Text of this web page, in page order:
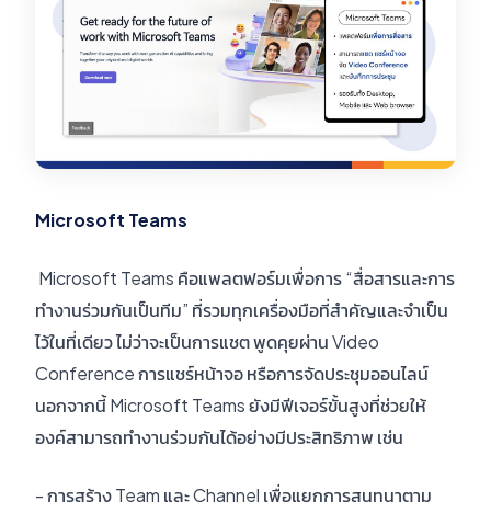
Microsoft Teams
Microsoft Teams คือแพลตฟอร์มเพื่อการ “สื่อสารและการ
ทำงานร่วมกันเป็นทีม” ที่รวมทุกเครื่องมือที่สำคัญและจำเป็น
ไว้ในที่เดียว ไม่ว่าจะเป็นการแชต พูดคุยผ่าน Video
Conference การแชร์หน้าจอ หรือการจัดประชุมออนไลน์
นอกจากนี้ Microsoft Teams ยังมีฟีเจอร์ขั้นสูงที่ช่วยให้
องค์สามารถทำงานร่วมกันได้อย่างมีประสิทธิภาพ เช่น
- การสร้าง Team และ Channel เพื่อแยกการสนทนาตาม